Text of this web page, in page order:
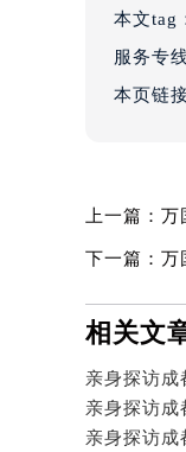
本文tag
服务专
本页链接
上一篇： 万
下一篇： 万
相关文